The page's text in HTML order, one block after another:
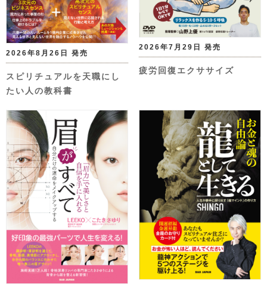
2026年8月26日 発売
スピリチュアルを天職にし
たい人の教科書
2026年7月29日 発売
疲労回復エクササイズ